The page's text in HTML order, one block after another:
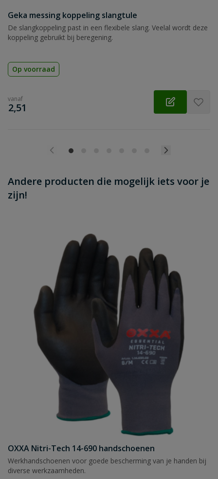
Beoordeling versturen
Geka messing koppeling slangtule
De slangkoppeling past in een flexibele slang. Veelal wordt deze
koppeling gebruikt bij beregening.
Op voorraad
vanaf
€
2,51
Andere producten die mogelijk iets voor je
zijn!
OXXA Nitri-Tech 14-690 handschoenen
Werkhandschoenen voor goede bescherming van je handen bij
diverse werkzaamheden.